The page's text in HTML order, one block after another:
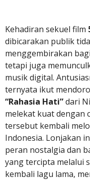
Kehadiran sekuel film
dibicarakan publik
menggembirakan
tetapi juga
musik digital.
ternyata ikut
“Rahasia Hati”dari
melekat kuat dengan
tersebut kembali
Indonesia. Lonjakan
peran nostalgia dan
yang tercipta melalui
kembali lagu lama,